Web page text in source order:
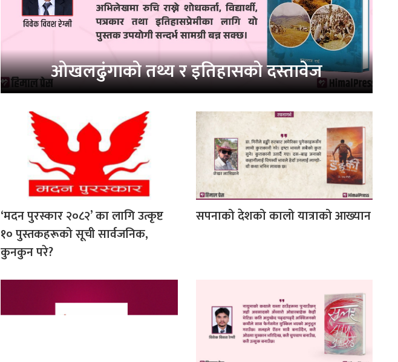
ओखलढुंगाको तथ्य र इतिहासको दस्तावेज
‘मदन पुरस्कार २०८२’ का लागि उत्कृष्ट
१० पुस्तकहरूको सूची सार्वजनिक,
कुनकुन परे?
सपनाको देशको कालो यात्राको आख्यान